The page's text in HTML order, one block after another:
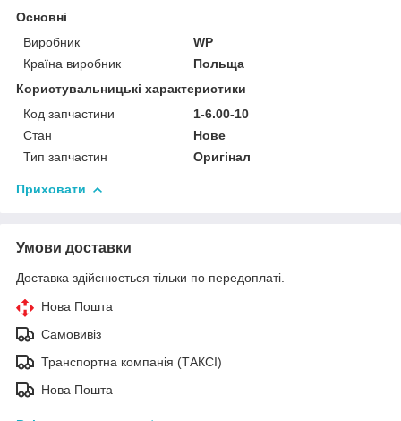
Основні
Виробник
WP
Країна виробник
Польща
Користувальницькі характеристики
Код запчастини
1-6.00-10
Стан
Нове
Тип запчастин
Оригінал
Приховати
Умови доставки
Доставка здійснюється тільки по передоплаті.
Нова Пошта
Самовивіз
Транспортна компанія (ТАКСІ)
Нова Пошта